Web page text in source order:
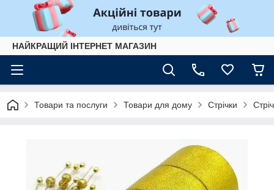
НАЙКРАЩИЙ ІНТЕРНЕТ МАГАЗИН
Товари та послуги Товари для дому Стрічки